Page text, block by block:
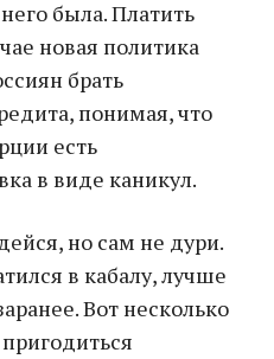
была. Платить
новая политика
брать
понимая, что
есть
в виде каникул.
но сам не дури.
в кабалу, лучше
Вот несколько